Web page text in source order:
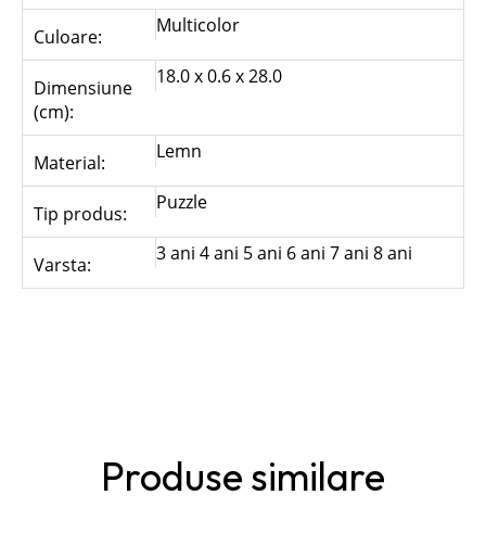
Culoare: Multicolor
Dimensiune
(cm):
18.0 x 0.6 x 28.0
Material: Lemn
Tip produs: Puzzle
Varsta: 3 ani 4 ani 5 ani 6 ani 7 ani 8 ani
Produse similare